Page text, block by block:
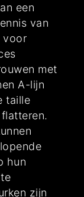
een
van
voor
met
A-lijn
taille
hun
zijn